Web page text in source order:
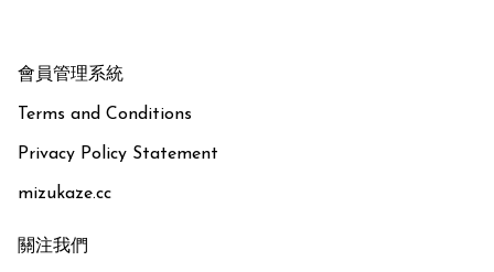
會員管理系統
Terms and Conditions
Privacy Policy Statement
mizukaze.cc
關注我們